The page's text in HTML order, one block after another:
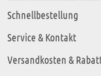
Schnellbestellung
Service & Kontakt
Versandkosten &